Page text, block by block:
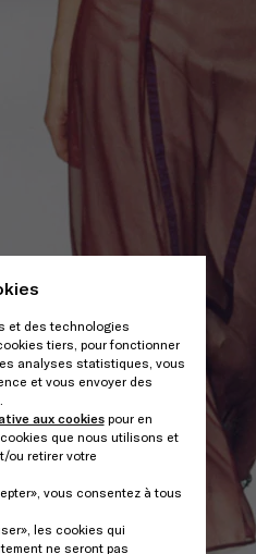
et des technologies
tiers, pour fonctionner
analyses statistiques, vous
et vous envoyer des
aux cookiespour en
que nous utilisons et
ou retirer votre
vous consentez à tous
les cookies qui
ne seront pas